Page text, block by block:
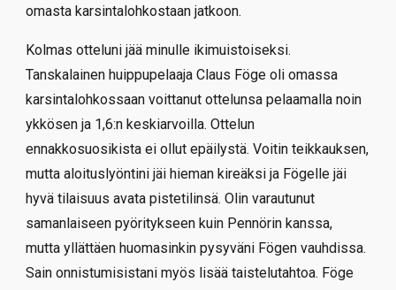
omasta karsintalohkostaan jatkoon.
Kolmas otteluni jää minulle ikimuistoiseksi.
Tanskalainen huippupelaaja Claus Föge oli omassa
karsintalohkossaan voittanut ottelunsa pelaamalla noin
ykkösen ja 1,6:n keskiarvoilla. Ottelun
ennakkosuosikista ei ollut epäilystä. Voitin teikkauksen,
mutta aloituslyöntini jäi hieman kireäksi ja Fögelle jäi
hyvä tilaisuus avata pistetilinsä. Olin varautunut
samanlaiseen pyöritykseen kuin Pennörin kanssa,
mutta yllättäen huomasinkin pysyväni Fögen vauhdissa.
Sain onnistumisistani myös lisää taistelutahtoa. Föge